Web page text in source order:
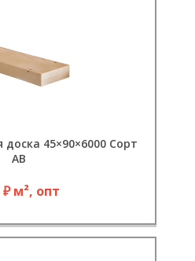
доска 45×90×6000 Сорт
АВ
₽ м², опт